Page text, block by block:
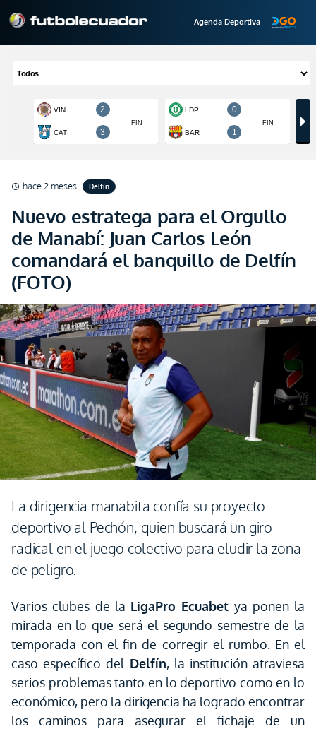
Agenda Deportiva
schedule hace 2 meses Delfín
Nuevo estratega para el Orgullo
de Manabí: Juan Carlos León
comandará el banquillo de Delfín
(FOTO)
La dirigencia manabita confía su proyecto
deportivo al Pechón, quien buscará un giro
radical en el juego colectivo para eludir la zona
de peligro.
Varios clubes de la LigaPro Ecuabet ya ponen la
mirada en lo que será el segundo semestre de la
temporada con el fin de corregir el rumbo. En el
caso específico del Delfín, la institución atraviesa
serios problemas tanto en lo deportivo como en lo
económico, pero la dirigencia ha logrado encontrar
los caminos para asegurar el fichaje de un